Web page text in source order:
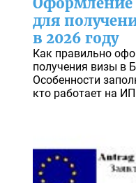
для
в 2026 году
Как правильно
получения визы в
Особенности
кто работает на